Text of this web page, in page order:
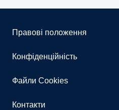
Правові положення
Конфіденційність
Файли Cookies
Контакти